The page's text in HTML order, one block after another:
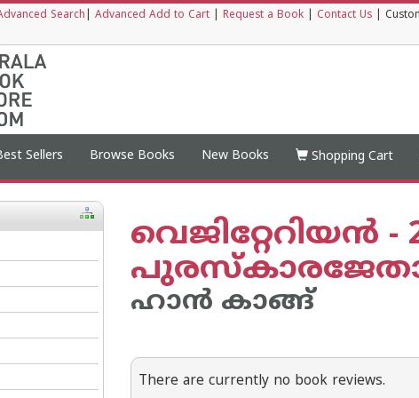
Search Advanced Add to Cart Request a Book Contact Us
Sellers Browse Books New Books Shopping Cart
വെജിറ്റേറിയന്‍
ഹാന്‍ കാങ്ങ്
There are currently no book reviews.